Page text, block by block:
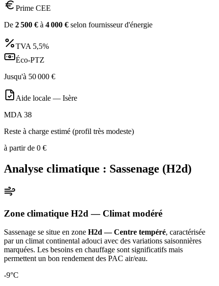
Prime CEE
De 2 500 € à 4 000 € selon fournisseur d'énergie
TVA 5,5%
Éco-PTZ
Jusqu'à 50 000 €
Aide locale — Isère
MDA 38
Reste à charge estimé (profil très modeste)
à partir de 0 €
Analyse climatique : Sassenage (H2d)
Zone climatique H2d — Climat modéré
Sassenage se situe en zone H2d — Centre tempéré, caractérisée
par un climat continental adouci avec des variations saisonnières
marquées. Les besoins en chauffage sont significatifs mais
permettent un bon rendement des PAC air/eau.
-9°C